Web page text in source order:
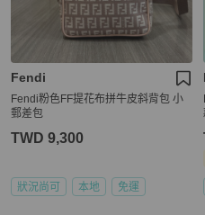
Fendi
Fendi粉色FF提花布拼牛皮斜背包 小
郵差包
TWD 9,300
狀況尚可 本地 免運